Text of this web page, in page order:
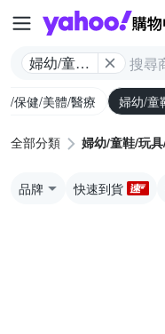
婦幼/童鞋/
/保健/美體/醫療 婦幼/童
全部分類 婦幼/童鞋/玩
品牌 快速到貨